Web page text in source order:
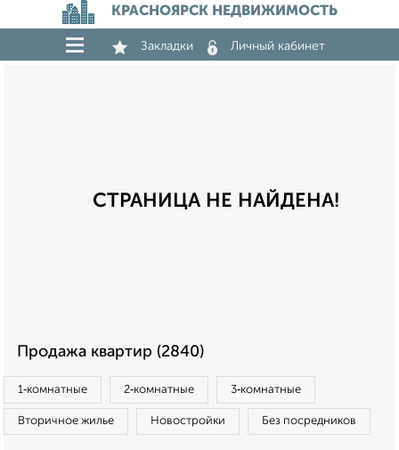
КРАСНОЯРСК НЕДВИЖИМОСТЬ
Закладки Личный кабинет
СТРАНИЦА НЕ НАЙДЕНА!
Продажа квартир (2840)
1‑комнатные 2‑комнатные 3‑комнатные
Вторичное жилье Новостройки Без посредников